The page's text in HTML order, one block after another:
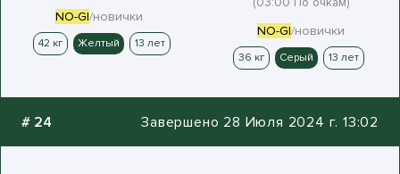
NO-GI/новички
42 кг Желтый 13 лет
NO-GI/новички
36 кг Серый 13 лет
# 24 Завершено 28 Июля 2024 г. 13:02